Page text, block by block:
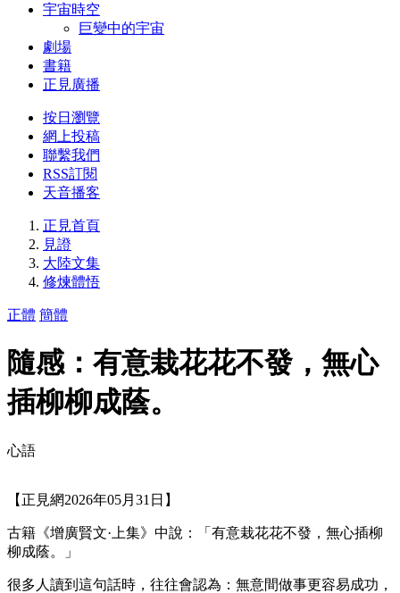
宇宙時空
巨變中的宇宙
劇場
書籍
正見廣播
按日瀏覽
網上投稿
聯繫我們
RSS訂閱
天音播客
正見首頁
見證
大陸文集
修煉體悟
正體 簡體
隨感：有意栽花花不發，無心
插柳柳成蔭。
心語
【正見網2026年05月31日】
古籍《增廣賢文·上集》中說：「有意栽花花不發，無心插柳
柳成蔭。」
很多人讀到這句話時，往往會認為：無意間做事更容易成功，